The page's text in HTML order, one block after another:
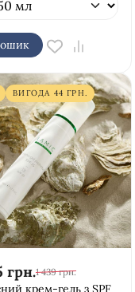
ВИГОДА 44 ГРН.
грн.1 439 грн.
крем-гель з SPF